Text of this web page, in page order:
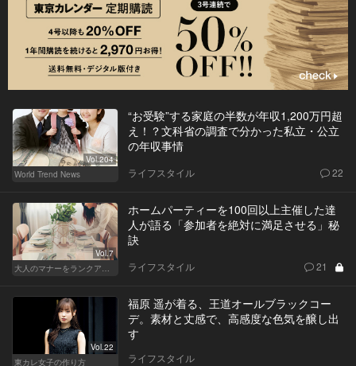
Vol.204
World Trend News
“お受験”する家庭の半数が年収1,200万円超
え！？文科省の調査で分かった私立・公立
の年収事情
ライフスタイル 22
Vol.7
大人のマナーをランクアップせよ
ホームパーティーを100回以上主催した達
人が語る「参加者を絶対に満足させる」秘
訣
ライフスタイル 21
Vol.22
東カレ女子の作り方
福原 遥が着る、王道オールブラックコー
デ。素材と丈感で、高感度な色気を醸し出
す
ライフスタイル